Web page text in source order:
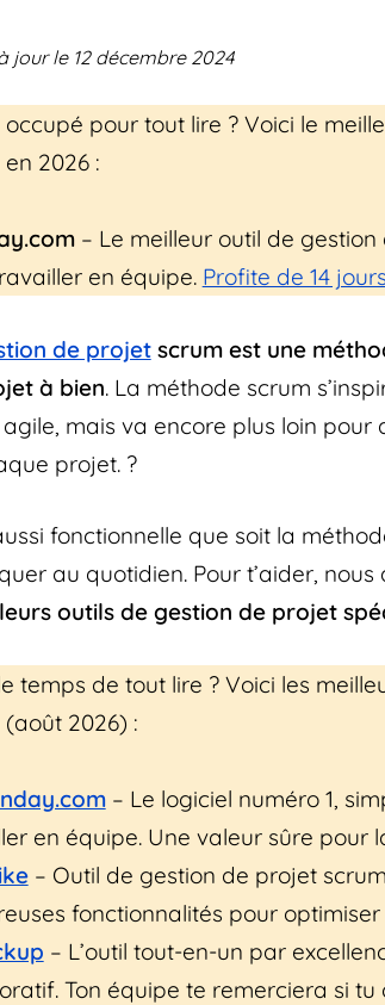
jour le 12 décembre 2024
occupé pour tout lire ? Voici le
2026 :
– Le meilleur outil de gestion
en équipe. Profite de 14
de projetscrum est une
à bien. La méthode scrum
mais va encore plus loin pour
projet. ?
fonctionnelle que soit la
au quotidien. Pour t’aider,
outils de gestion de projet
temps de tout lire ? Voici les
2026) :
– Le logiciel numéro 1,
en équipe. Une valeur sûre pour
– Outil de gestion de projet
fonctionnalités pour
– L’outil tout-en-un par
Ton équipe te remerciera si